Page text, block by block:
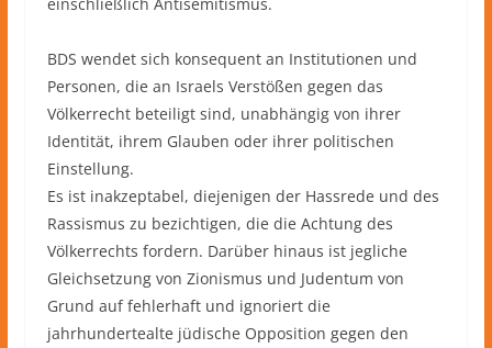
BDS wendet sich konsequent an Institutionen und
Personen, die an Israels Verstößen gegen das
Völkerrecht beteiligt sind, unabhängig von ihrer
Identität, ihrem Glauben oder ihrer politischen
Einstellung.
Es ist inakzeptabel, diejenigen der Hassrede und des
Rassismus zu bezichtigen, die die Achtung des
Völkerrechts fordern. Darüber hinaus ist jegliche
Gleichsetzung von Zionismus und Judentum von
Grund auf fehlerhaft und ignoriert die
jahrhundertealte jüdische Opposition gegen den